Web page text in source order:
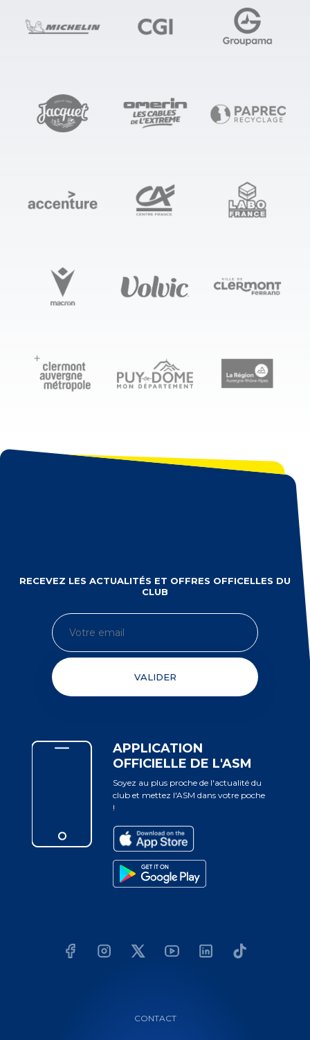
RECEVEZ LES ACTUALITÉS ET OFFRES OFFICELLES DU
CLUB
VALIDER
APPLICATION
OFFICIELLE DE L'ASM
Soyez au plus proche de l'actualité du
club et mettez l'ASM dans votre poche
!
CONTACT